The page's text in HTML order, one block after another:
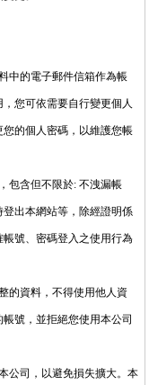
中的電子郵件信箱作為帳
您可依需要自行變更個人
的個人密碼，以維護您帳
包含但不限於:不洩漏帳
出本網站等，除經證明係
號、密碼登入之使用行為
的資料，不得使用他人資
號，並拒絕您使用本公司
公司，以避免損失擴大。本